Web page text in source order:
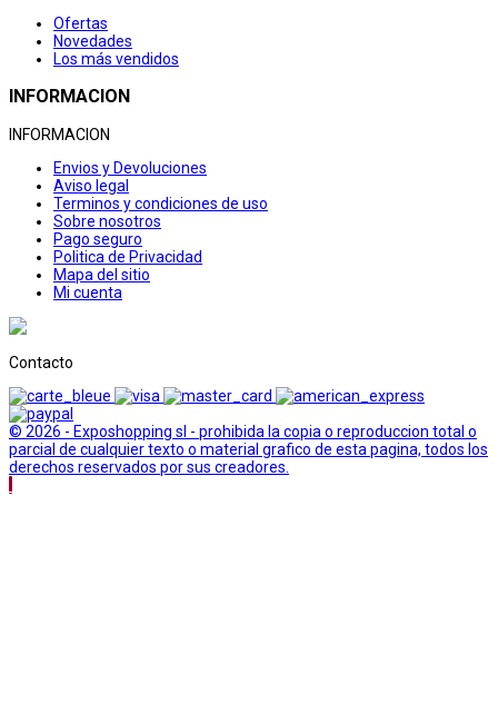
Ofertas
Novedades
Los más vendidos
INFORMACION
INFORMACION
Envios y Devoluciones
Aviso legal
Terminos y condiciones de uso
Sobre nosotros
Pago seguro
Politica de Privacidad
Mapa del sitio
Mi cuenta
Contacto
© 2026 - Exposhopping sl - prohibida la copia o reproduccion total o
parcial de cualquier texto o material grafico de esta pagina, todos los
derechos reservados por sus creadores.